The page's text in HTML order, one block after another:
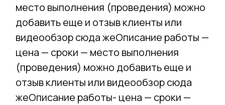
место выполнения (проведения) можно
добавить еще и отзыв клиенты или
видеообзор сюда жеОписание работы —
цена — сроки — место выполнения
(проведения) можно добавить еще и
отзыв клиенты или видеообзор сюда
жеОписание работы- цена — сроки —